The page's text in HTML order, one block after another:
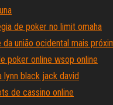
de poker no limit omaha
da união ocidental mais
poker online wsop online
lynn black jack david
de cassino online